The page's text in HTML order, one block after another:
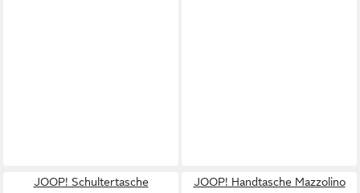
JOOP! Schultertasche
JOOP! Handtasche Mazzolino